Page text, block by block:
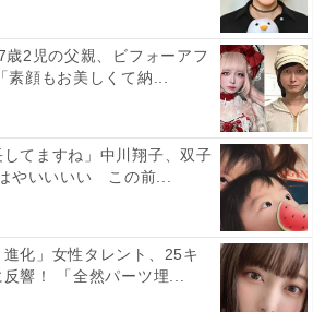
2児の父親、ビフォーアフ
素顔もお美しくて納...
してますね」中川翔子、双子
やいいいい この前...
進化」女性タレント、25キ
反響！ 「全然パーツ埋...